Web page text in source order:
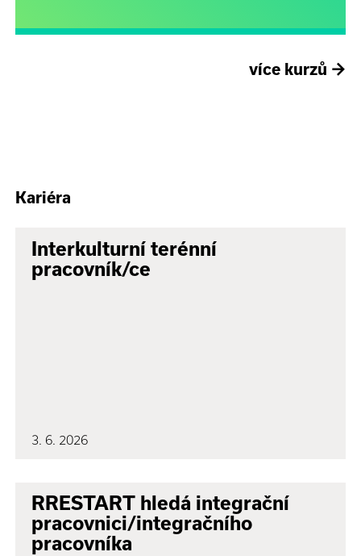
více kurzů →
Kariéra
Interkulturní terénní
pracovník/ce
3. 6. 2026
RRESTART hledá integrační
pracovnici/integračního
pracovníka